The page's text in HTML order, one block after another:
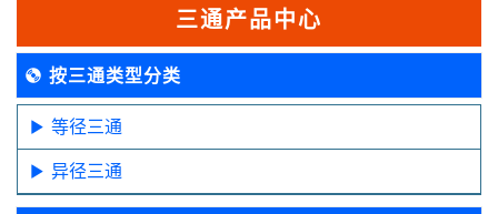
三通产品中心
按三通类型分类
等径三通
异径三通